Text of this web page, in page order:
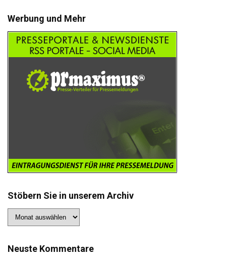
Werbung und Mehr
Stöbern Sie in unserem Archiv
Sie
Archiv
Neuste Kommentare